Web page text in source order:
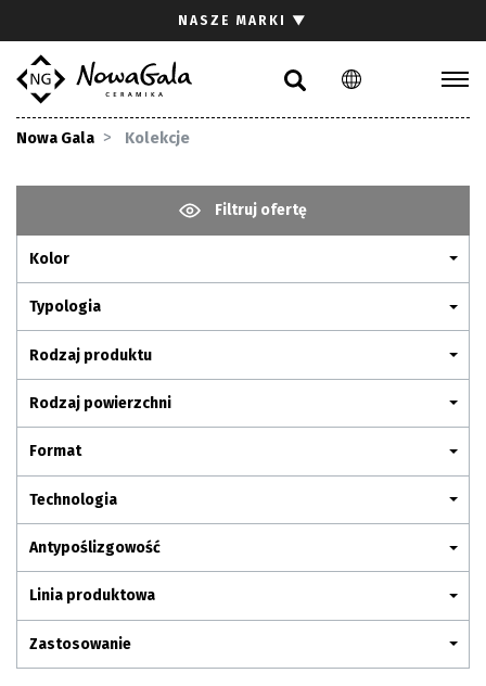
PL EN
NASZE MARKI ▼
Nowa Gala Kolekcje
Filtruj ofertę
Kolor
Typologia
Rodzaj produktu
Rodzaj powierzchni
Format
Technologia
Antypoślizgowość
Linia produktowa
Zastosowanie
Gdzie kupić
Pliki do pobrania
Pytania i odpowiedzi
Kariera
Kontakt
Komunikacja z akcjonariuszami